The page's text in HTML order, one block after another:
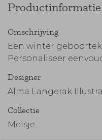
Productinformatie
Omschrijving
Een winter
Personaliseer
Designer
Alma Langerak
Collectie
Meisje